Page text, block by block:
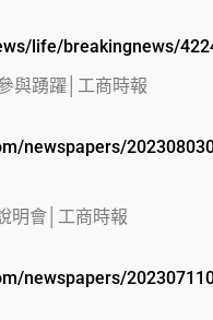
life/breakingnews/
與踴躍│工商時報
newspapers/
明會│工商時報
newspapers/